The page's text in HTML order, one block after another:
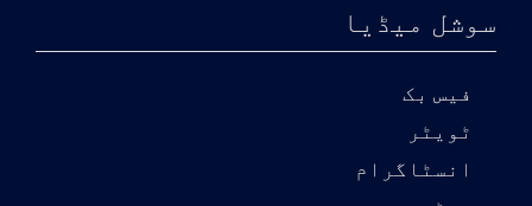
سوشل میڈیا
فیس بک
ٹویٹر
انسٹاگرام